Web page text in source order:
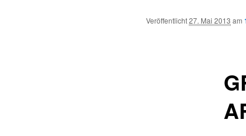
Veröffentlicht27. Mai 2013 am